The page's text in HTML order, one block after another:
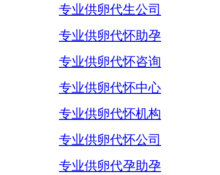
专业供卵代生公司
专业供卵代怀助孕
专业供卵代怀咨询
专业供卵代怀中心
专业供卵代怀机构
专业供卵代怀公司
专业供卵代孕助孕